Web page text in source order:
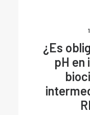
¿Es
pH en